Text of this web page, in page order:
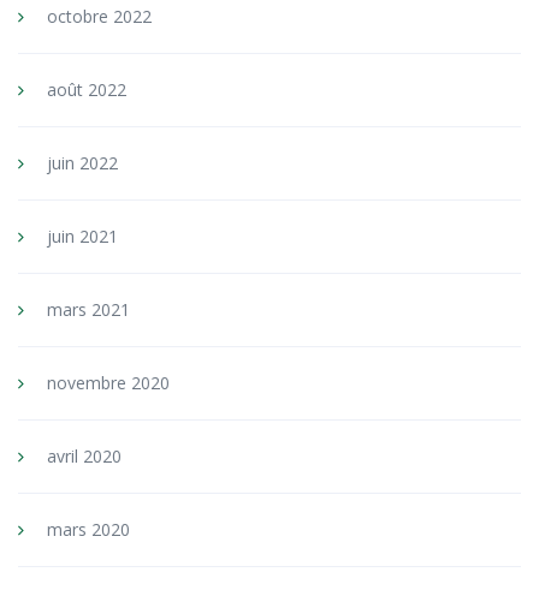
octobre 2022
août 2022
juin 2022
juin 2021
mars 2021
novembre 2020
avril 2020
mars 2020